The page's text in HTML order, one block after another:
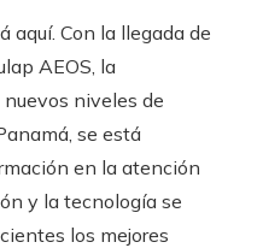
aquí. Con la llegada de
AEOS, la
niveles de
se está
en la atención
y la tecnología se
los mejores